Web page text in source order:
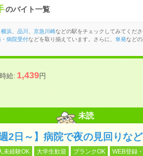
のバイト一覧
横浜、 品川 京急川崎などの駅をチェックしてみてくだ
病院受付などを取り揃えています。さらに、 単発などの
給:1,439円
未読
2日～】病院で夜の見回りな
未経験OK 大学生歓迎 ブランクOK WEB登録